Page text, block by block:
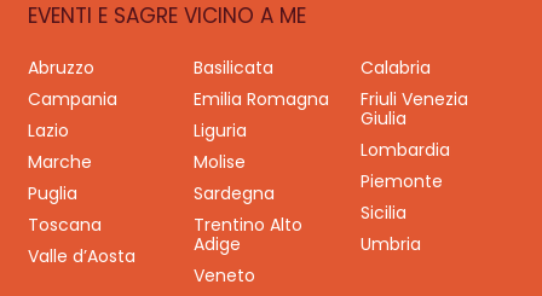
EVENTI E SAGRE VICINO A ME
Abruzzo Basilicata
Calabria
Campania
Emilia Romagna
Friuli Venezia
Giulia
Lazio
Liguria
Lombardia
Marche
Molise
Piemonte
Puglia
Sardegna
Sicilia
Toscana
Trentino Alto
Adige
Umbria
Valle d’Aosta
Veneto